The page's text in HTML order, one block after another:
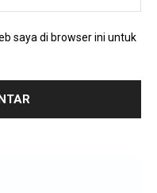
saya di browser ini untuk